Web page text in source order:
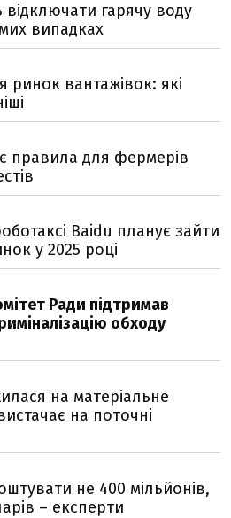
гарячу воду
випадках
ринок вантажівок: які
правила для фермерів
Baidu планує зайти
у 2025 році
Ради підтримав
обходу
на матеріальне
на поточні
не 400 мільйонів,
– експерти